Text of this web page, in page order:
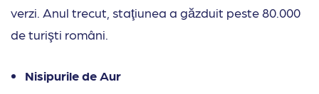
verzi. Anul trecut, staţiunea a găzduit peste 80.000
de turişti români.
Nisipurile de Aur